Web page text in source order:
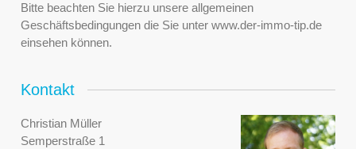
Bitte beachten Sie hierzu unsere allgemeinen
Geschäftsbedingungen die Sie unter www.der-immo-tip.de
einsehen können.
Kontakt
Christian Müller
Semperstraße 1